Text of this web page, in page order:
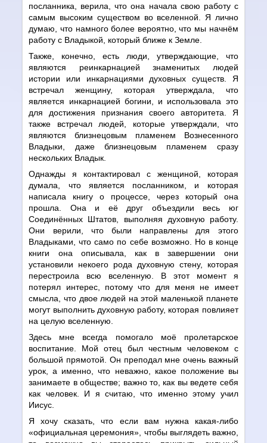
посланника, верила, что она начала свою работу с
самым высоким существом во вселенной. Я лично
думаю, что намного более вероятно, что мы начнём
работу с Владыкой, который ближе к Земле.
Также, конечно, есть люди, утверждающие, что
являются реинкарнацией знаменитых людей
истории или инкарнациями духовных существ. Я
встречал женщину, которая утверждала, что
является инкарнацией богини, и использовала это
для достижения признания своего авторитета. Я
также встречал людей, которые утверждали, что
являются близнецовым пламенем Вознесенного
Владыки, даже близнецовым пламенем сразу
нескольких Владык.
Однажды я контактировал с женщиной, которая
думала, что является посланником, и которая
написала книгу о процессе, через который она
прошла. Она и её друг объездили весь юг
Соединённых Штатов, выполняя духовную работу.
Они верили, что были направлены для этого
Владыками, что само по себе возможно. Но в конце
книги она описывала, как в завершении они
установили некоего рода духовную стену, которая
перестроила всю вселенную. В этот момент я
потерял интерес, потому что для меня не имеет
смысла, что двое людей на этой маленькой планете
могут выполнить духовную работу, которая повлияет
на целую вселенную.
Здесь мне всегда помогало моё пролетарское
воспитание. Мой отец был честным человеком с
большой прямотой. Он преподал мне очень важный
урок, а именно, что неважно, какое положение вы
занимаете в обществе; важно то, как вы ведете себя
как человек. И я считаю, что именно этому учил
Иисус.
Я хочу сказать, что если вам нужна какая-либо
«официальная церемония», чтобы выглядеть важно,